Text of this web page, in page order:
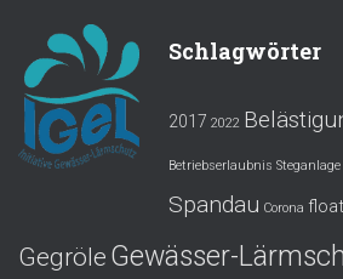
Schlagwörter
2017 2022
Betriebserlaubnis Steganlage
Spandau Corona float
Gegröle Gewässer-